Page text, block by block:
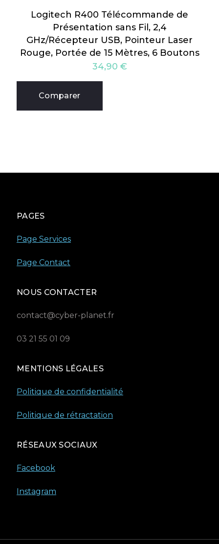
Logitech R400 Télécommande de
Présentation sans Fil, 2,4
GHz/Récepteur USB, Pointeur Laser
Rouge, Portée de 15 Mètres, 6 Boutons
34,90 €
Comparer
PAGES
Page Services
Page Contact
NOUS CONTACTER
contact@cyber-planet.fr
03 21 55 01 09
MENTIONS LÉGALES
Politique de confidentialité
Politique de rétractation
RÉSEAUX SOCIAUX
Facebook
Instagram